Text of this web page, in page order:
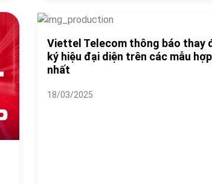
Viettel Telecom thông báo thay
ký hiệu đại diện trên các mẫu hợp
nhất
18/03/2025